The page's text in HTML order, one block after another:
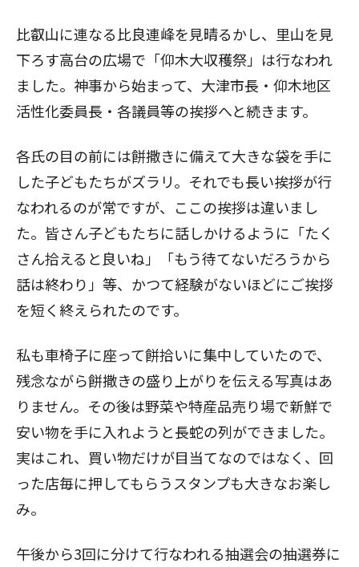
比叡山に連なる比良連峰を見晴るかし、里山を見
下ろす高台の広場で「仰木大収穫祭」は行なわれ
ました。神事から始まって、大津市長・仰木地区
活性化委員長・各議員等の挨拶へと続きます。
各氏の目の前には餅撒きに備えて大きな袋を手に
した子どもたちがズラリ。それでも長い挨拶が行
なわれるのが常ですが、ここの挨拶は違いまし
た。皆さん子どもたちに話しかけるように「たく
さん拾えると良いね」「もう待てないだろうから
話は終わり」等、かつて経験がないほどにご挨拶
を短く終えられたのです。
私も車椅子に座って餅拾いに集中していたので、
残念ながら餅撒きの盛り上がりを伝える写真はあ
りません。その後は野菜や特産品売り場で新鮮で
安い物を手に入れようと長蛇の列ができました。
実はこれ、買い物だけが目当てなのではなく、回
った店毎に押してもらうスタンプも大きなお楽し
み。
午後から3回に分けて行なわれる抽選会の抽選券に